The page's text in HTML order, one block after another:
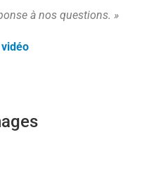
à nos questions. »